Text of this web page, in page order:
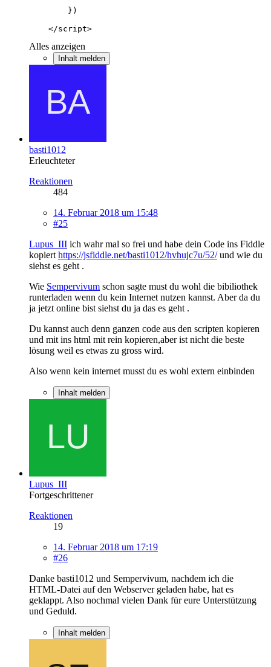
    </script>
Alles anzeigen
Inhalt melden
basti1012
Erleuchteter
Reaktionen
484
14. Februar 2018 um 15:48
#25
Lupus_III ich wahr mal so frei und habe dein Code ins Fiddle
kopiert https://jsfiddle.net/basti1012/hvhujc7u/52/und wie du
siehst es geht .
Wie Sempervivum schon sagte must du wohl die bibiliothek
runterladen wenn du kein Internet nutzen kannst. Aber da du
ja jetzt online bist siehst du ja das es geht .
Du kannst auch denn ganzen code aus den scripten kopieren
und mit ins html mit rein kopieren,aber ist nicht die beste
lösung weil es etwas zu gross wird.
Also wenn kein internet musst du es wohl extern einbinden
Inhalt melden
Lupus_III
Fortgeschrittener
Reaktionen
19
14. Februar 2018 um 17:19
#26
Danke basti1012 und Sempervivum, nachdem ich die
HTML-Datei auf den Webserver geladen habe, hat es
geklappt. Also nochmal vielen Dank für eure Unterstützung
und Geduld.
Inhalt melden